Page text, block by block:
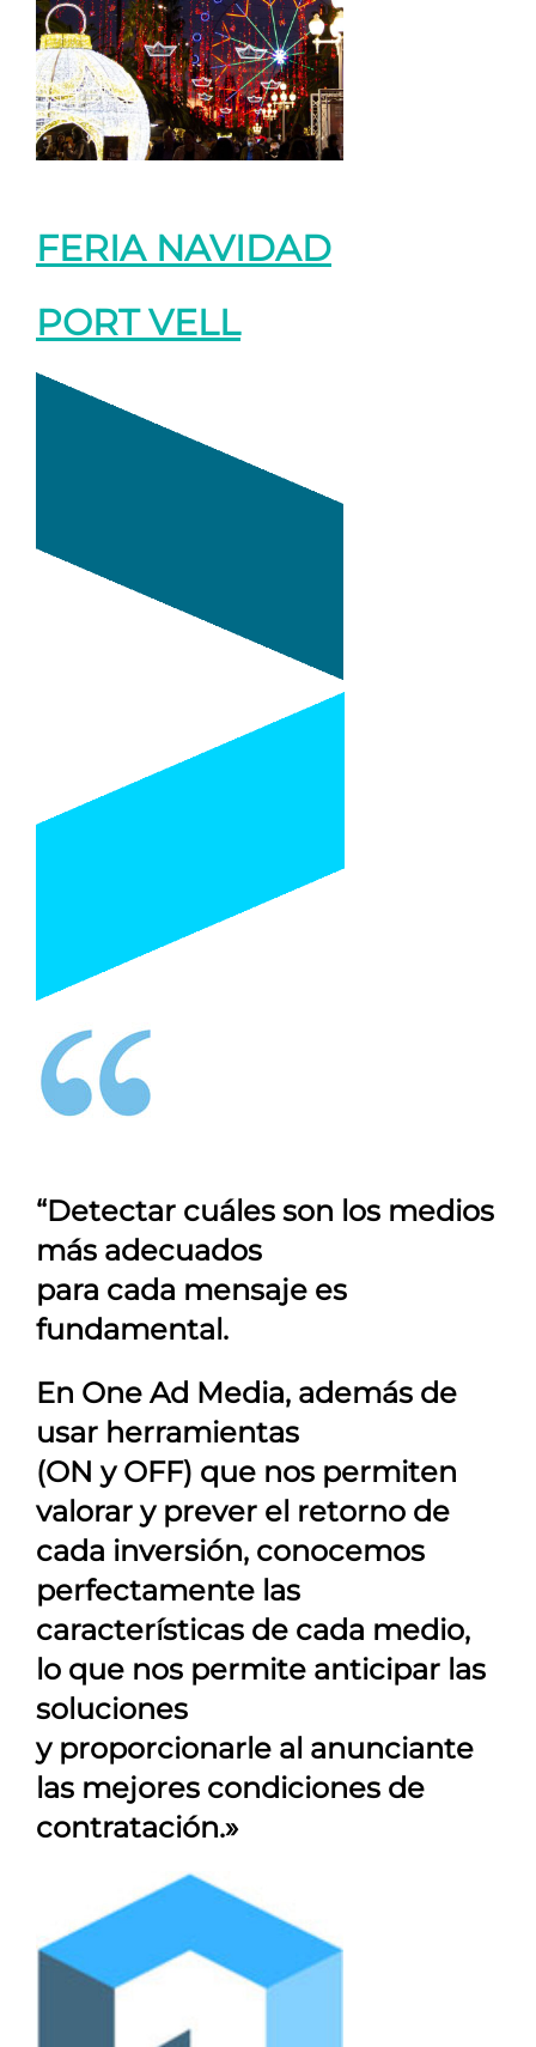
FERIA NAVIDAD
PORT VELL
“Detectar cuáles son los medios
más adecuados
para cada mensaje es
fundamental.
En One Ad Media, además de
usar herramientas
(ON y OFF) que nos permiten
valorar y prever el retorno de
cada inversión, conocemos
perfectamente las
características de cada medio,
lo que nos permite anticipar las
soluciones
y proporcionarle al anunciante
las mejores condiciones de
contratación.»